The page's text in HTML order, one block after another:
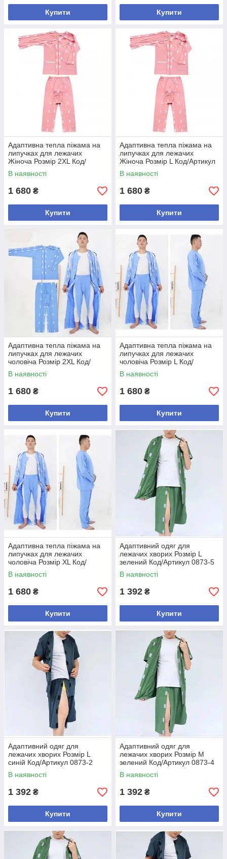
Купити Купити
Адаптивна тепла піжама на
липучках для лежачих
Жіноча Розмір 2XL Код/
Артикул 0727-4
В наявності
1 680 ₴
Купити
Адаптивна тепла піжама на
липучках для лежачих
Жіноча Розмір L Код/Артикул
0727-2
В наявності
1 680 ₴
Купити
Адаптивна тепла піжама на
липучках для лежачих
чоловіча Розмір 2XL Код/
Артикул 0726-3
В наявності
1 680 ₴
Купити
Адаптивна тепла піжама на
липучках для лежачих
чоловіча Розмір L Код/
Артикул 0726-1
В наявності
1 680 ₴
Купити
Адаптивна тепла піжама на
липучках для лежачих
чоловіча Розмір XL Код/
Артикул 0726-2
В наявності
1 680 ₴
Купити
Адаптивний одяг для
лежачих хворих Розмір L
зелений Код/Артикул 0873-5
В наявності
1 392 ₴
Купити
Адаптивний одяг для
лежачих хворих Розмір L
синій Код/Артикул 0873-2
В наявності
1 392 ₴
Купити
Адаптивний одяг для
лежачих хворих Розмір M
зелений Код/Артикул 0873-4
В наявності
1 392 ₴
Купити